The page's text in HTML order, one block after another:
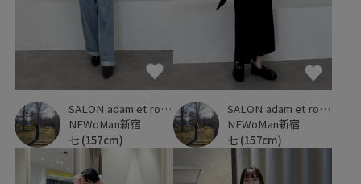
SALON adam et ropé
NEWoMan新宿
七 (157cm)
SALON adam et ropé
NEWoMan新宿
七 (157cm)